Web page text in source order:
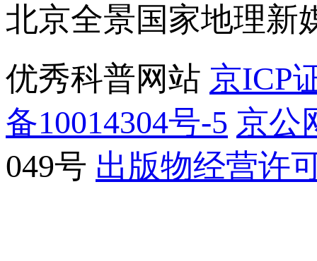
北京全景国家地理新
优秀科普网站 京ICP
备10014304号-5 京公
049号 出版物经营许